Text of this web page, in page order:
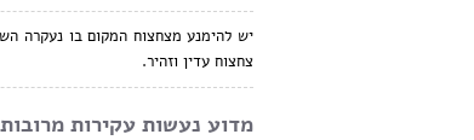
יש להימנע מצחצוח המקום בו נעקרה
צחצוח עדין וזהיר.
מדוע נעשות עקירות